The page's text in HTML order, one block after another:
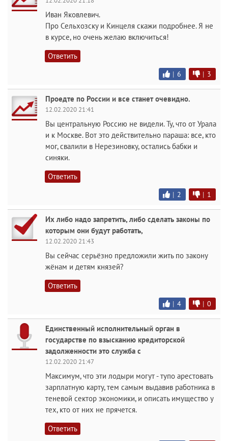
Иван Яковлевич.
Про Сельхозску и Кинцеля скажи подробнее. Я не
в курсе, но очень желаю включиться!
Ответить
| 6 | 3
Проедте по России и все станет очевидно.
12.02.2020 21:41
Вы центральную Россию не видели. Ту, что от Урала
и к Москве. Вот это действительно параша: все, кто
мог, свалили в Нерезиновку, остались бабки и
синяки.
Ответить
| 2 | 1
Их либо надо запретить, либо сделать законы по
которым они будут работать,
12.02.2020 21:43
Вы сейчас серьёзно предложили жить по закону
жёнам и детям князей?
Ответить
| 4 | 0
Единственный исполнительный орган в
государстве по взысканию кредиторской
задолженности это служба с
12.02.2020 21:47
Максимум, что эти лодыри могут - тупо арестовать
зарплатную карту, тем самым выдавив работника в
теневой сектор экономики, и описать имущество у
тех, кто от них не прячется.
Ответить